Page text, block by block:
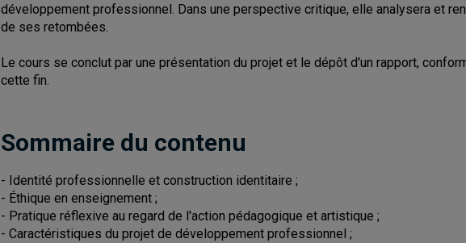
développement professionnel. Dans une perspective critique, elle analysera et
de ses retombées.
Le cours se conclut par une présentation du projet et le dépôt d'un rapport,
cette fin.
Sommaire du contenu
- Identité professionnelle et construction identitaire ;
- Éthique en enseignement ;
- Pratique réflexive au regard de l'action pédagogique et artistique ;
- Caractéristiques du projet de développement professionnel ;